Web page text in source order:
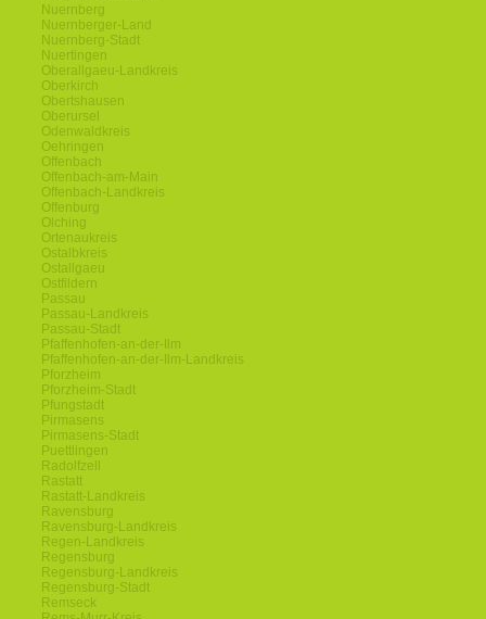
Nuernberg
Nuernberger-Land
Nuernberg-Stadt
Nuertingen
Oberallgaeu-Landkreis
Oberkirch
Obertshausen
Oberursel
Odenwaldkreis
Oehringen
Offenbach
Offenbach-am-Main
Offenbach-Landkreis
Offenburg
Olching
Ortenaukreis
Ostalbkreis
Ostallgaeu
Ostfildern
Passau
Passau-Landkreis
Passau-Stadt
Pfaffenhofen-an-der-Ilm
Pfaffenhofen-an-der-Ilm-Landkreis
Pforzheim
Pforzheim-Stadt
Pfungstadt
Pirmasens
Pirmasens-Stadt
Puettlingen
Radolfzell
Rastatt
Rastatt-Landkreis
Ravensburg
Ravensburg-Landkreis
Regen-Landkreis
Regensburg
Regensburg-Landkreis
Regensburg-Stadt
Remseck